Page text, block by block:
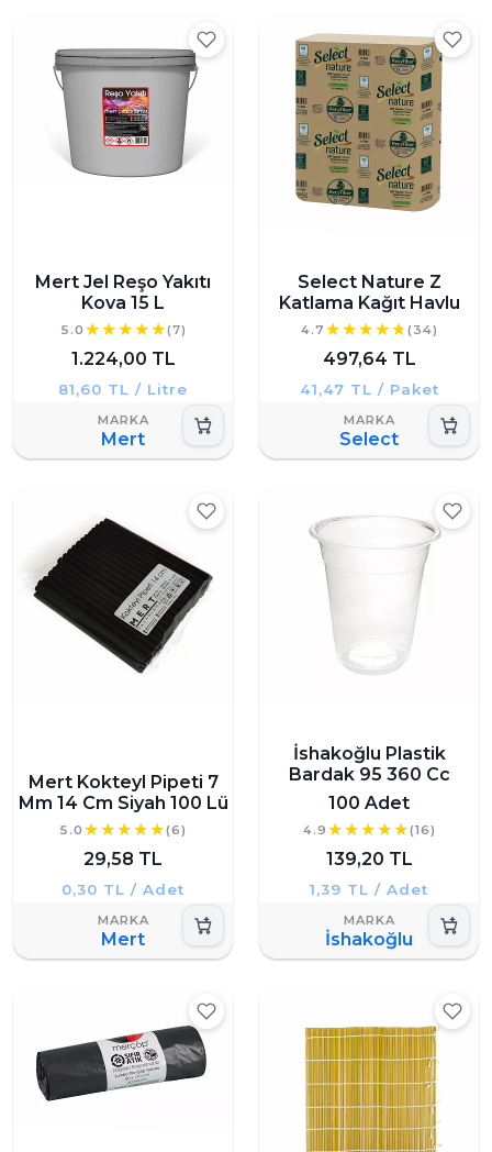
Mert Jel Reşo Yakıtı
Kova 15 L
5.0 (7)
1.224,00 TL
81,60 TL / Litre
Mert
Select Nature Z
Katlama Kağıt Havlu
4.7 (34)
497,64 TL
41,47 TL / Paket
Select
Mert Kokteyl Pipeti 7
Mm 14 Cm Siyah 100 Lü
5.0 (6)
29,58 TL
0,30 TL / Adet
Mert
İshakoğlu Plastik
Bardak 95 360 Cc
100 Adet
4.9 (16)
139,20 TL
1,39 TL / Adet
İshakoğlu